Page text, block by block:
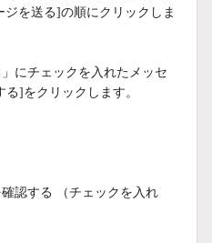
を送る]の順にクリックしま
」にチェックを入れたメッセ
]をクリックします。
認する （チェックを入れ